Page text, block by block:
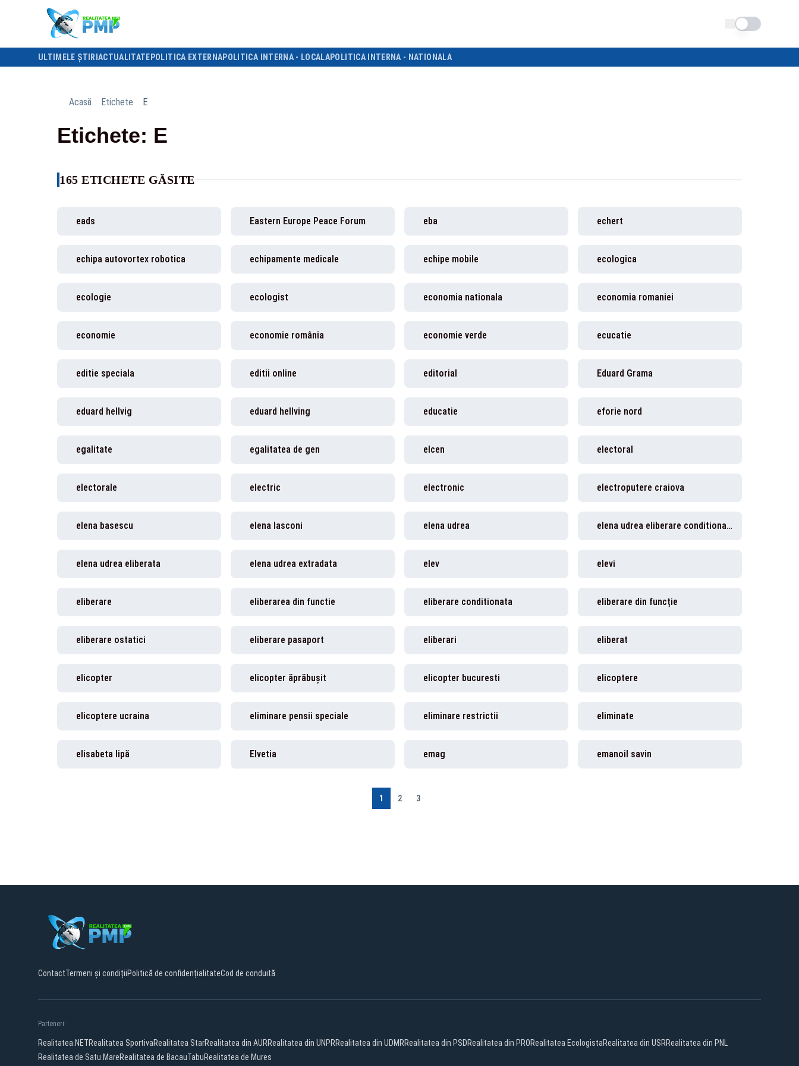
Schimba tema
ULTIMELE ȘTIRI ACTUALITATE POLITICA EXTERNAPOLITICA INTERNA - LOCALAPOLITICA INTERNA - NATIONALA
Acasă Etichete E
Etichete: E
165 ETICHETE GĂSITE
eads Eastern Europe Peace Forum eba echert
echipa autovortex robotica echipamente medicale echipe mobile ecologica
ecologie ecologist economia nationala economia romaniei
economie economie românia economie verde ecucatie
editie speciala editii online editorial Eduard Grama
eduard hellvig eduard hellving educatie eforie nord
egalitate egalitatea de gen elcen electoral
electorale electric electronic electroputere craiova
elena basescu elena lasconi elena udrea elena udrea eliberare conditionata
elena udrea eliberata elena udrea extradata elev elevi
eliberare eliberarea din functie eliberare conditionata eliberare din funcție
eliberare ostatici eliberare pasaport eliberari eliberat
elicopter elicopter ăprăbuşit elicopter bucuresti elicoptere
elicoptere ucraina eliminare pensii speciale eliminare restrictii eliminate
elisabeta lipă Elvetia emag emanoil savin
1 2 3
ContactTermeni și condițiiPolitică de confidențialitateCod de conduită
Parteneri:
Realitatea.NETRealitatea SportivaRealitatea StarRealitatea din AURRealitatea din UNPRRealitatea din UDMRRealitatea din PSDRealitatea din PRORealitatea EcologistaRealitatea din USRRealitatea din PNL
Realitatea de Satu MareRealitatea de BacauTabuRealitatea de Mures